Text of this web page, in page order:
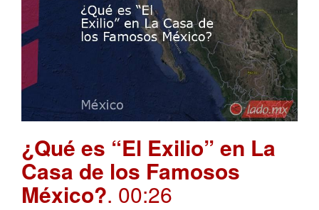
¿Qué es “El Exilio” en La
Casa de los Famosos
México?. 00:26